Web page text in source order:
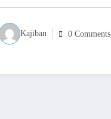
Kajiban 0 Comments